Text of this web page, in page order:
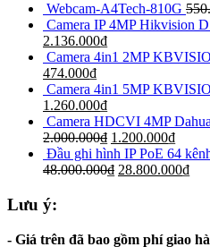
Webcam-A4Tech-810G
Camera IP 4MP Hikvision
2.136.000₫
Camera 4in1 2MP
474.000₫
Camera 4in1 5MP
1.260.000₫
Camera HDCVI 4MP
2.000.000₫ 1.200.000₫
Đầu ghi hình IP PoE 64
48.000.000₫ 28.800.000₫
Lưu ý:
- Giá trên đã bao gồm phí giao